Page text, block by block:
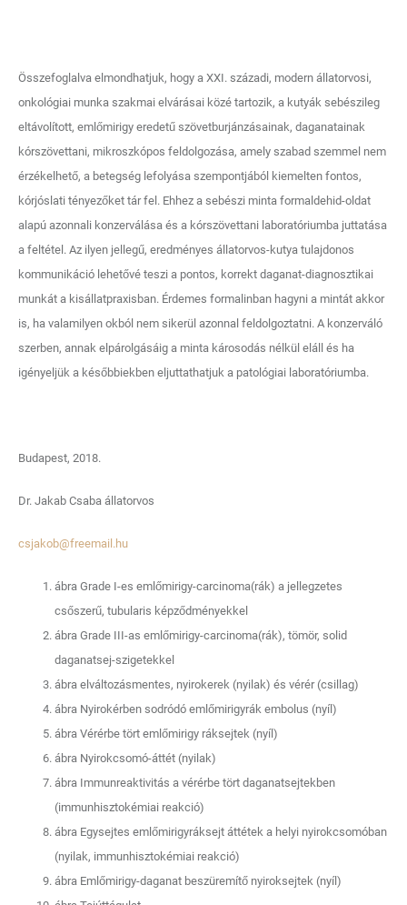
Összefoglalva elmondhatjuk, hogy a XXI. századi, modern állatorvosi,
onkológiai munka szakmai elvárásai közé tartozik, a kutyák sebészileg
eltávolított, emlőmirigy eredetű szövetburjánzásainak, daganatainak
kórszövettani, mikroszkópos feldolgozása, amely szabad szemmel nem
érzékelhető, a betegség lefolyása szempontjából kiemelten fontos,
kórjóslati tényezőket tár fel. Ehhez a sebészi minta formaldehid-oldat
alapú azonnali konzerválása és a kórszövettani laboratóriumba juttatása
a feltétel. Az ilyen jellegű, eredményes állatorvos-kutya tulajdonos
kommunikáció lehetővé teszi a pontos, korrekt daganat-diagnosztikai
munkát a kisállatpraxisban. Érdemes formalinban hagyni a mintát akkor
is, ha valamilyen okból nem sikerül azonnal feldolgoztatni. A konzerváló
szerben, annak elpárolgásáig a minta károsodás nélkül eláll és ha
igényeljük a későbbiekben eljuttathatjuk a patológiai laboratóriumba.
Budapest, 2018.
Dr. Jakab Csaba állatorvos
csjakob@freemail.hu
ábra Grade I-es emlőmirigy-carcinoma(rák) a jellegzetes
csőszerű, tubularis képződményekkel
ábra Grade III-as emlőmirigy-carcinoma(rák), tömör, solid
daganatsej-szigetekkel
ábra elváltozásmentes, nyirokerek (nyilak) és vérér (csillag)
ábra Nyirokérben sodródó emlőmirigyrák embolus (nyíl)
ábra Vérérbe tört emlőmirigy ráksejtek (nyíl)
ábra Nyirokcsomó-áttét (nyilak)
ábra Immunreaktivitás a vérérbe tört daganatsejtekben
(immunhisztokémiai reakció)
ábra Egysejtes emlőmirigyráksejt áttétek a helyi nyirokcsomóban
(nyilak, immunhisztokémiai reakció)
ábra Emlőmirigy-daganat beszüremítő nyiroksejtek (nyíl)